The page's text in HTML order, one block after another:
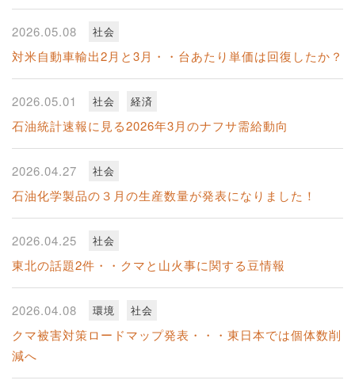
2026.05.08 社会
対米自動車輸出2月と3月・・台あたり単価は回復したか？
2026.05.01 社会 経済
石油統計速報に見る2026年3月のナフサ需給動向
2026.04.27 社会
石油化学製品の３月の生産数量が発表になりました！
2026.04.25 社会
東北の話題2件・・クマと山火事に関する豆情報
2026.04.08 環境 社会
クマ被害対策ロードマップ発表・・・東日本では個体数削
減へ